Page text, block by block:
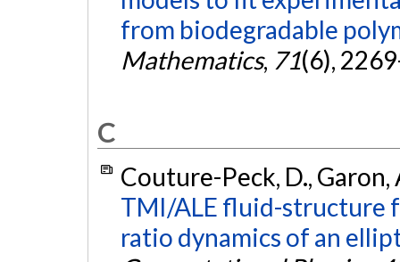
from biodegradable
Mathematics, 71(6),
C
Couture-Peck, D.,
TMI/ALE fluid-structure
ratio dynamics of an